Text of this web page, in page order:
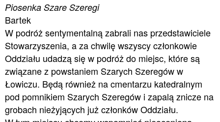
Piosenka Szare Szeregi
Bartek
W podróż sentymentalną zabrali nas przedstawiciele
Stowarzyszenia, a za chwilę wszyscy członkowie
Oddziału udadzą się w podróż do miejsc, które są
związane z powstaniem Szarych Szeregów w
Łowiczu. Będą również na cmentarzu katedralnym
pod pomnikiem Szarych Szeregów i zapalą znicze na
grobach nieżyjących już członków Oddziału.